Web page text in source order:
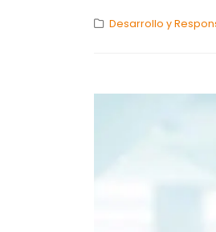
Desarrollo y